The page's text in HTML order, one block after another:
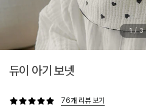
1 / 3
듀이 아기 보넷
76개 리뷰 보기